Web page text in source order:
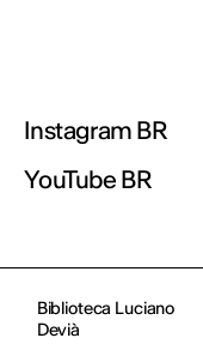
Instagram BR
YouTube BR
Biblioteca Luciano
Devià